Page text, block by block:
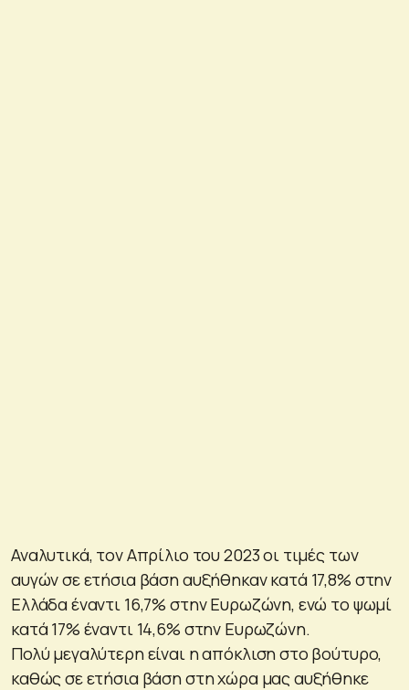
Αναλυτικά, τον Απρίλιο του 2023 οι τιμές των
αυγών σε ετήσια βάση αυξήθηκαν κατά 17,8% στην
Ελλάδα έναντι 16,7% στην Ευρωζώνη, ενώ το ψωμί
κατά 17% έναντι 14,6% στην Ευρωζώνη.
Πολύ μεγαλύτερη είναι η απόκλιση στο βούτυρο,
καθώς σε ετήσια βάση στη χώρα μας αυξήθηκε